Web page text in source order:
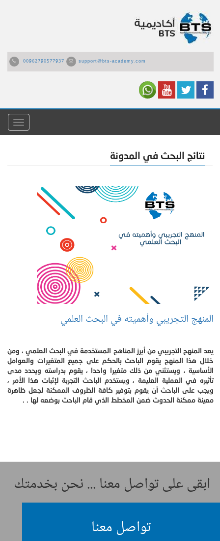
00962790577937 support@bts-academy.com
القائمة
نتائج البحث في المدونة
المنهج التجريبي وأهميته في البحث العلمي
يعد المنهج التجريبي من أبرز المناهج المستخدمة في البحث العلمي ، ومن
خلال هذا المنهج يقوم الباحث بالحكم على جميع المتغيرات والعوامل
الأساسية ، ويستثني من ذلك متغيرا واحدا ، يقوم بدراسته ويحدد مدى
تأثيره في العملية العليمة ، ويستخدم الباحث التجربة لإثبات هذا الأمر ،
ويجب على الباحث أن يقوم بتوفير كافة الظروف الممكنة لجعل ظاهرة
معينة ممكنة الحدوث ضمن المخطط الذي قام الباحث بوضعه لها . .
ابقى على تواصل معنا ... نحن بخدمتك
تواصل معنا